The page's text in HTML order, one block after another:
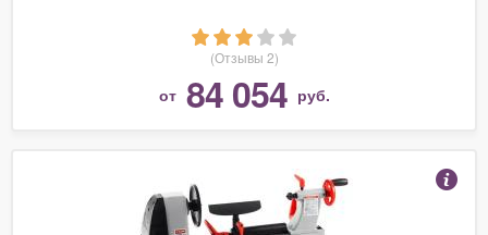
(Отзывы 2)
от 84 054 руб.